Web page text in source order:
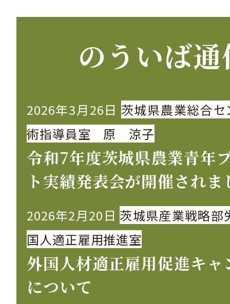
り
のういば
2026年3月26日 茨城県農業総合セ
術指導員室 原 涼子
令和7年度茨城県農業青年
ト実績発表会が開催されま
2026年2月20日 茨城県産業戦略部
国人適正雇用推進室
外国人材適正雇用促進キャ
について